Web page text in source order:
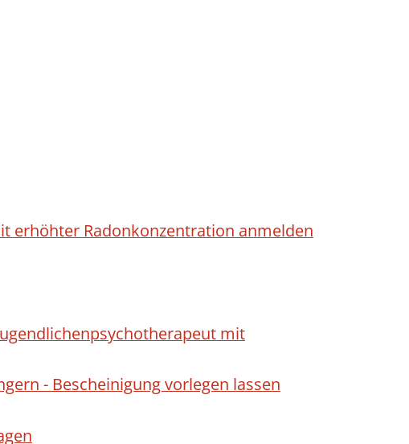
erhöhter Radonkonzentration anmelden
mit
- Bescheinigung vorlegen lassen